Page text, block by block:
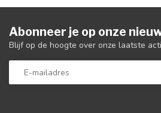
Abonneer je op onze
Blijf op de hoogte over onze laatste